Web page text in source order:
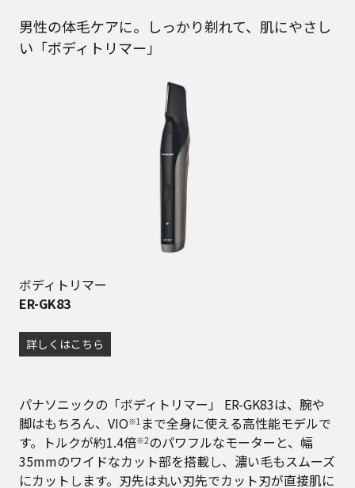
男性の体毛ケアに。しっかり剃れて、肌にやさし
い「ボディトリマー」
ボディトリマー
ER-GK83
詳しくはこちら
パナソニックの「ボディトリマー」 ER-GK83は、腕や
脚はもちろん、VIO※1 まで全身に使える高性能モデルで
す。トルクが約1.4倍※2のパワフルなモーターと、幅
35mmのワイドなカット部を搭載し、濃い毛もスムーズ
にカットします。刃先は丸い刃先でカット刃が直接肌に